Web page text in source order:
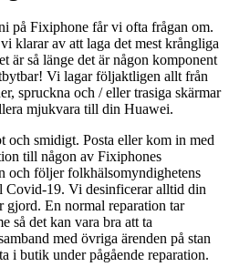
på Fixiphone får vi ofta frågan om.
klarar av att laga det mest krångliga
är så länge det är någon komponent
Vi lagar följaktligen allt från
spruckna och / eller trasiga skärmar
mjukvara till din Huawei.
och smidigt. Posta eller kom in med
till någon av Fixiphones
och följer folkhälsomyndighetens
Covid-19. Vi desinficerar alltid din
gjord. En normal reparation tar
så det kan vara bra att ta
med övriga ärenden på stan
i butik under pågående reparation.